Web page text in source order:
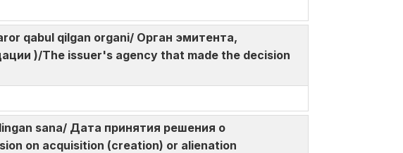
qabul qilgan organi/ Орган эмитента,
)/The issuer's agency that made the decision
sana/ Дата принятия решения о
on acquisition (creation) or alienation